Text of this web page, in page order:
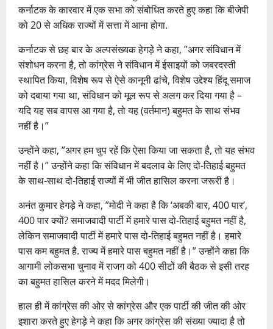
कर्नाटक के कारवार में एक सभा को संबोधित करते हुए कहा कि बीजेपी
को 20 से अधिक राज्यों में सत्ता में आना होगा.
कर्नाटक से छह बार के अल्पसंख्यक हेगड़े ने कहा, ”अगर संविधान में
संशोधन करना है, तो कांग्रेस ने संविधान में ईसाइयों को जबरदस्ती
स्थापित किया, विशेष रूप से ऐसे कानूनी ढांचे, विशेष उद्देश्य हिंदू समाज
को दबाया गया था, संविधान को मूल रूप से अलग कर दिया गया है –
यदि यह सब वापस आ गया है, तो यह (वर्तमान) बहुमत के साथ संभव
नहीं है।”
उन्होंने कहा, ”अगर हम चुप रहें कि ऐसा किया जा सकता है, तो यह संभव
नहीं है।” उन्होंने कहा कि संविधान में बदलाव के लिए दो-तिहाई बहुमत
के साथ-साथ दो-तिहाई राज्यों में भी जीत हासिल करना जरूरी है।
अनंत कुमार हेगड़े ने कहा, ”मोदी ने कहा है कि ‘अबकी बार, 400 पार’,
400 पार क्यों? समाजवादी पार्टी में हमारे पास दो-तिहाई बहुमत नहीं है,
लेकिन समाजवादी पार्टी में हमारे पास दो-तिहाई बहुमत नहीं है। हमारे
पास कम बहुमत है. राज्य में हमारे पास बहुमत नहीं है।” उन्होंने कहा कि
आगामी लोकसभा चुनाव में राजग को 400 सीटों की बैठक से इसी तरह
का बहुमत हासिल करने में मदद मिलेगी।
हाल ही में कांग्रेस की ओर से कांग्रेस और एक पार्टी की जीत की ओर
इशारा करते हुए हेगड़े ने कहा कि अगर कांग्रेस की संख्या ज्यादा है तो